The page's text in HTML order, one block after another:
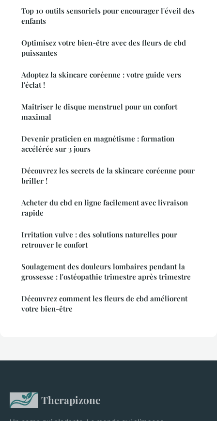
Top 10 outils sensoriels pour encourager l'éveil des
enfants
Optimisez votre bien-être avec des fleurs de cbd
puissantes
Adoptez la skincare coréenne : votre guide vers
l'éclat !
Maîtriser le disque menstruel pour un confort
maximal
Devenir praticien en magnétisme : formation
accélérée sur 3 jours
Découvrez les secrets de la skincare coréenne pour
briller !
Acheter du cbd en ligne facilement avec livraison
rapide
Irritation vulve : des solutions naturelles pour
retrouver le confort
Soulagement des douleurs lombaires pendant la
grossesse : l'ostéopathie trimestre après trimestre
Découvrez comment les fleurs de cbd améliorent
votre bien-être
Therapizone